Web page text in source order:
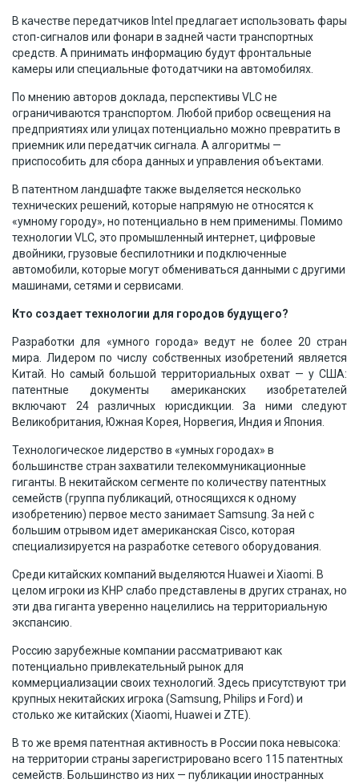
В качестве передатчиков Intel предлагает использовать фары
стоп-сигналов или фонари в задней части транспортных
средств. А принимать информацию будут фронтальные
камеры или специальные фотодатчики на автомобилях.
По мнению авторов доклада, перспективы VLC не
ограничиваются транспортом. Любой прибор освещения на
предприятиях или улицах потенциально можно превратить в
приемник или передатчик сигнала. А алгоритмы —
приспособить для сбора данных и управления объектами.
В патентном ландшафте также выделяется несколько
технических решений, которые напрямую не относятся к
«умному городу», но потенциально в нем применимы. Помимо
технологии VLC, это промышленный интернет, цифровые
двойники, грузовые беспилотники и подключенные
автомобили, которые могут обмениваться данными с другими
машинами, сетями и сервисами.
Кто создает технологии для городов будущего?
Разработки для «умного города» ведут не более 20 стран
мира. Лидером по числу собственных изобретений является
Китай. Но самый большой территориальных охват — у США:
патентные документы американских изобретателей
включают 24 различных юрисдикции. За ними следуют
Великобритания, Южная Корея, Норвегия, Индия и Япония.
Технологическое лидерство в «умных городах» в
большинстве стран захватили телекоммуникационные
гиганты. В некитайском сегменте по количеству патентных
семейств (группа публикаций, относящихся к одному
изобретению) первое место занимает Samsung. За ней с
большим отрывом идет американская Cisco, которая
специализируется на разработке сетевого оборудования.
Среди китайских компаний выделяются Huawei и Xiaomi. В
целом игроки из КНР слабо представлены в других странах, но
эти два гиганта уверенно нацелились на территориальную
экспансию.
Россию зарубежные компании рассматривают как
потенциально привлекательный рынок для
коммерциализации своих технологий. Здесь присутствуют три
крупных некитайских игрока (Samsung, Philips и Ford) и
столько же китайских (Xiaomi, Huawei и ZTE).
В то же время патентная активность в России пока невысока:
на территории страны зарегистрировано всего 115 патентных
семейств. Большинство из них — публикации иностранных